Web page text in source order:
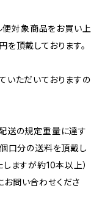
便対象商品をお買い上
頂戴しております。
いただいておりますの
送の規定重量に達す
口分の送料を頂戴し
しますが約10本以上）
お問い合わせくださ